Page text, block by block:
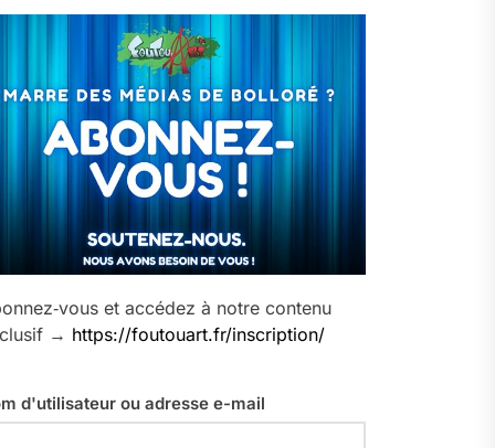
et accédez à notre contenu
→ https://foutouart.fr/inscription/
d'utilisateur ou adresse e-mail